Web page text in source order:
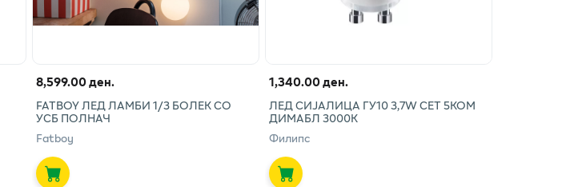
8,599.00 ден.
FATBOY ЛЕД ЛАМБИ 1/3 БОЛЕК СО
УСБ ПОЛНАЧ
Fatboy
1,340.00 ден.
ЛЕД СИЈАЛИЦА ГУ10 3,7W СЕТ 5КОМ
ДИМАБЛ 3000К
Филипс